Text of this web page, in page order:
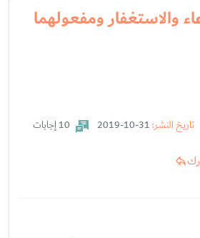
والاستغفار ومفعولهما
تاريخ النشر: 10 إجابات